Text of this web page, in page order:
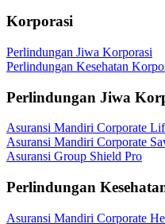
Korporasi
Perlindungan Jiwa Korporasi
Perlindungan Kesehatan
Perlindungan Jiwa
Asuransi Mandiri Corporate
Asuransi Mandiri Corporate
Asuransi Group Shield Pro
Perlindungan
Asuransi Mandiri Corporate